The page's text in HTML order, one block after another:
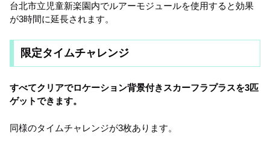
台北市立児童新楽園内でルアーモジュールを使用すると効果
が3時間に延長されます。
限定タイムチャレンジ
すべてクリアでロケーション背景付きスカーフラプラスを3匹
ゲットできます。
同様のタイムチャレンジが3枚あります。